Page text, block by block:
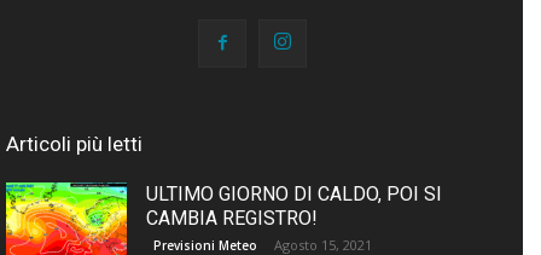
Articoli più letti
ULTIMO GIORNO DI CALDO, POI SI
CAMBIA REGISTRO!
Previsioni Meteo Agosto 15, 2021